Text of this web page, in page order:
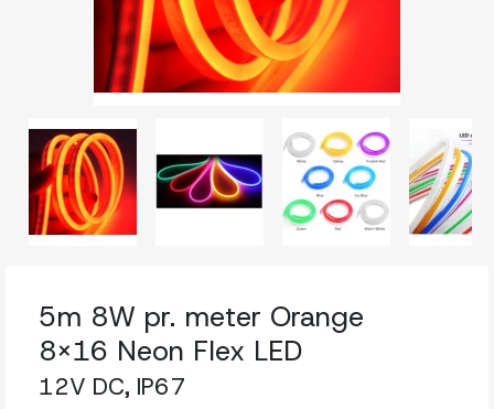
5m 8W pr. meter Orange
8x16 Neon Flex LED
12V DC, IP67